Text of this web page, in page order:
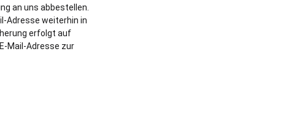
an uns abbestellen.
Adresse weiterhin in
erfolgt auf
Mail-Adresse zur